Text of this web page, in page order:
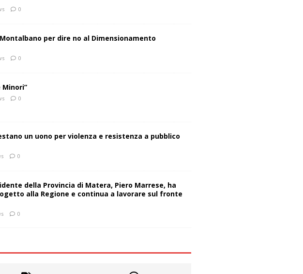
0
per dire no al Dimensionamento
0
Minori”
0
un uono per violenza e resistenza a pubblico
0
della Provincia di Matera, Piero Marrese, ha
alla Regione e continua a lavorare sul fronte
0